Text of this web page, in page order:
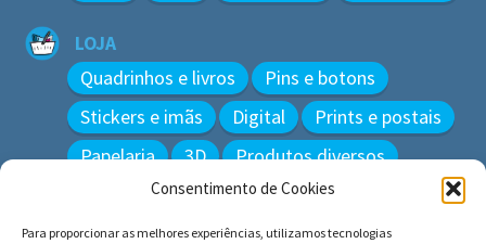
Consentimento de Cookies
Para proporcionar as melhores experiências, utilizamos tecnologias
LOJA
Quadrinhos e livros
Pins e botons
Stickers e imãs
Digital
Prints e postais
Papelaria
3D Produtos diversos